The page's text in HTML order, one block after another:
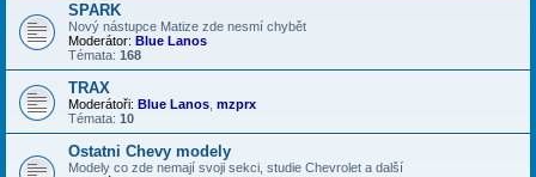
SPARK
Nový nástupce Matize zde nesmí chybět
Moderátor: Blue Lanos
Témata: 168
TRAX
Moderátoři: Blue Lanos mzprx
Témata: 10
Ostatni Chevy modely
Modely co zde nemají svoji sekci, studie Chevrolet a další